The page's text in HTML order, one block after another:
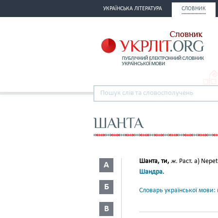
УКРАЇНСЬКА ЛІТЕРАТУРА СЛОВНИК
ШАНТА
А
Б
В
Шанта, ти, ж. Раст. a)
Шандра.
Словарь української